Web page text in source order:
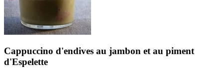
Cappuccino d'endives au jambon et au piment
d'Espelette